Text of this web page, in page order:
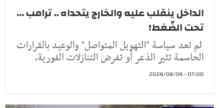
الداخل ينقلب عليه والخارج يتحداه .. ترامب ...
تحت الضّغط!
لم تعد سياسة "التهويل المتواصل" والوعيد بالقرارات
الحاسمة تثير الذعر أو تفرض التنازلات الفورية،
07:00 - 2026/08/06